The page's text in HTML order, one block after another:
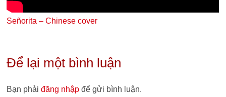
Señorita – Chinese cover
Để lại một bình luận
Bạn phảiđăng nhập để gửi bình luận.